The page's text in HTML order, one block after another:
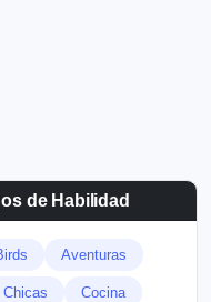
de Habilidad
Aventuras
Chicas Cocina